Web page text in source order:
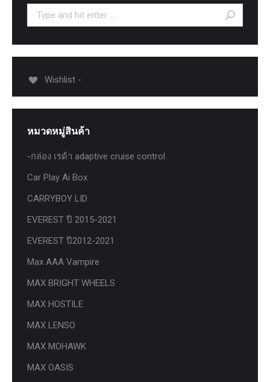
Search:
Wishlist -
หมวดหมู่สินค้า
-กล่อง เรด้า adaptive cruise control
Car Play Ai Box
CARRYBOY LID
EVEREST ปี 2015-2021
EVEREST ปี2012-2021
Max AAA Vampire
MAX BRIGHT WHEELS
MAX HOSTILE
MAX LENSO
MAX MOHAWK
MAX OASIS